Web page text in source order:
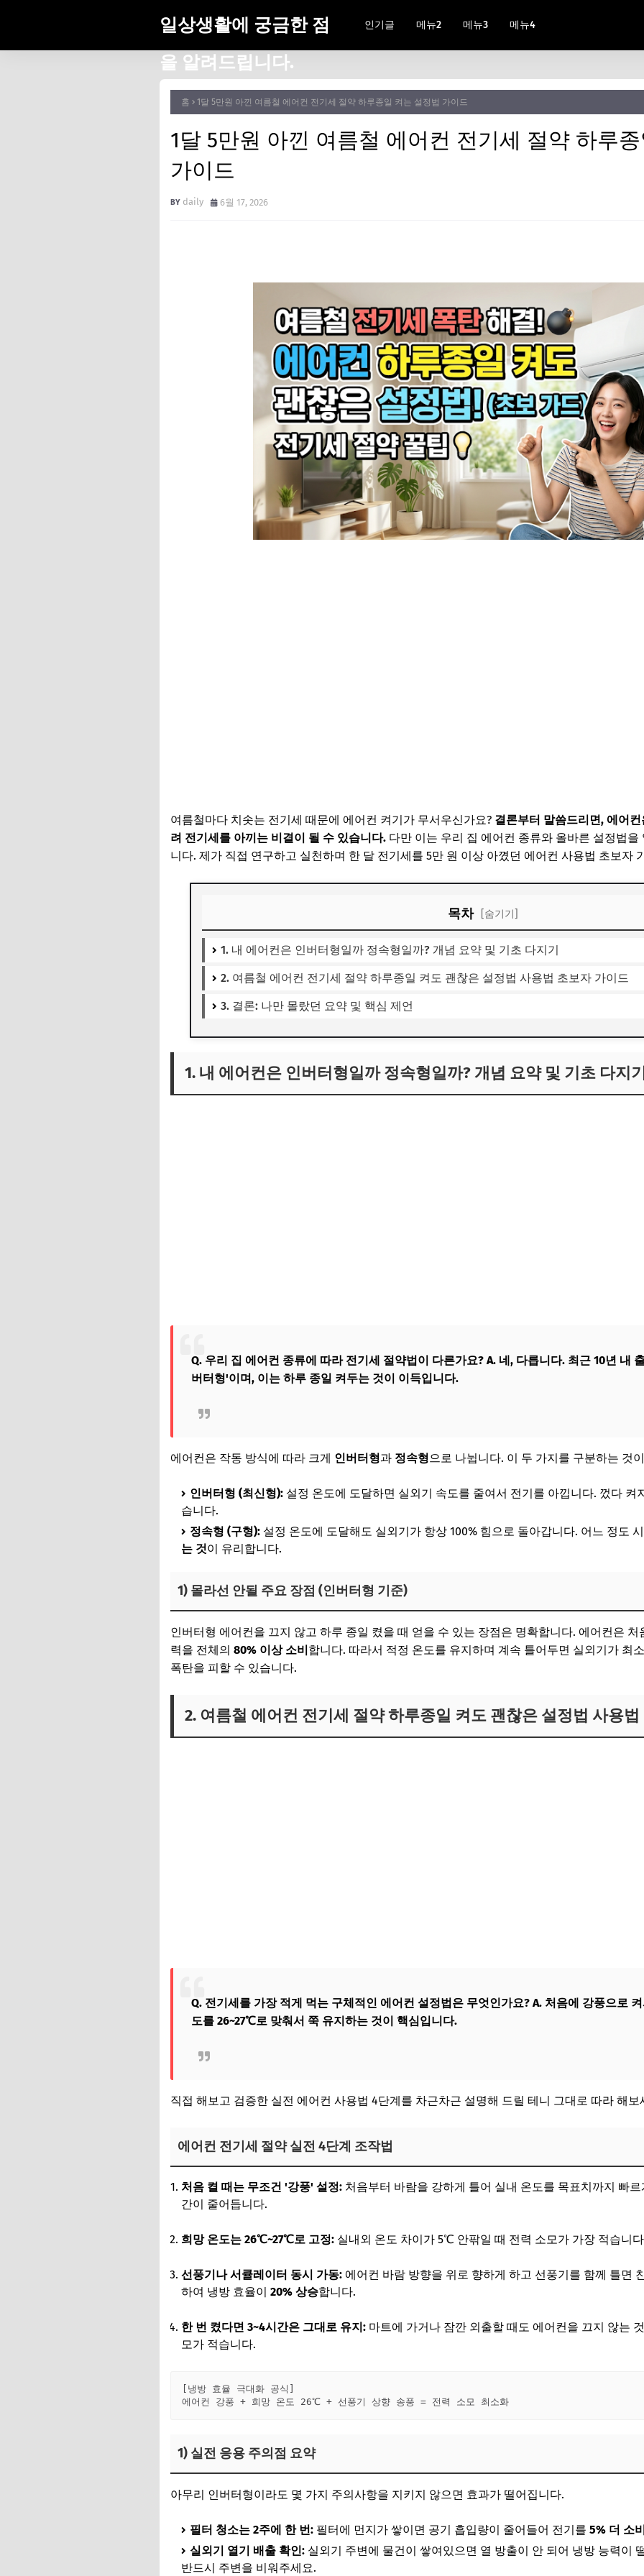
일상생활에 궁금한 점
을 알려드립니다.
인기글 메뉴2 메뉴3 메뉴4
홈 1달 5만원 아낀 여름철 에어컨 전기세 절약 하루종일 켜는 설정법 가이드
1달 5만원 아낀 여름철 에어컨 전기세 절약 하루
가이드
daily 6월 17, 2026
여름철마다 치솟는 전기세 때문에 에어컨 켜기가 무서우신가요? 결론부터 말씀드리면, 에어
려 전기세를 아끼는 비결이 될 수 있습니다. 다만 이는 우리 집 에어컨 종류와 올바른 설정법
니다. 제가 직접 연구하고 실천하며 한 달 전기세를 5만 원 이상 아꼈던 에어컨 사용법 초보자
목차 [숨기기]
1. 내 에어컨은 인버터형일까 정속형일까? 개념 요약 및 기초 다지기
2. 여름철 에어컨 전기세 절약 하루종일 켜도 괜찮은 설정법 사용법 초보자 가이드
3. 결론: 나만 몰랐던 요약 및 핵심 제언
1. 내 에어컨은 인버터형일까 정속형일까? 개념 요약 및 기초 다지
Q. 우리 집 에어컨 종류에 따라 전기세 절약법이 다른가요? A. 네, 다릅니다. 최근 10년 내
버터형'이며, 이는 하루 종일 켜두는 것이 이득입니다.
에어컨은 작동 방식에 따라 크게 인버터형과 정속형으로 나뉩니다. 이 두 가지를 구분하는 것
인버터형 (최신형): 설정 온도에 도달하면 실외기 속도를 줄여서 전기를 아낍니다. 껐다 켜
습니다.
정속형 (구형): 설정 온도에 도달해도 실외기가 항상 100% 힘으로 돌아갑니다. 어느 정도
는 것이 유리합니다.
1) 몰라선 안될 주요 장점 (인버터형 기준)
인버터형 에어컨을 끄지 않고 하루 종일 켰을 때 얻을 수 있는 장점은 명확합니다. 에어컨은
력을 전체의 80% 이상 소비 합니다. 따라서 적정 온도를 유지하며 계속 틀어두면 실외기가 최
폭탄을 피할 수 있습니다.
2. 여름철 에어컨 전기세 절약 하루종일 켜도 괜찮은 설정법 사용
Q. 전기세를 가장 적게 먹는 구체적인 에어컨 설정법은 무엇인가요? A. 처음에 강풍으로
도를 26~27℃로 맞춰서 쭉 유지하는 것이 핵심입니다.
직접 해보고 검증한 실전 에어컨 사용법 4단계를 차근차근 설명해 드릴 테니 그대로 따라 해보
에어컨 전기세 절약 실전 4단계 조작법
처음 켤 때는 무조건 '강풍' 설정: 처음부터 바람을 강하게 틀어 실내 온도를 목표치까지 빠
간이 줄어듭니다.
희망 온도는 26℃~27℃로 고정: 실내외 온도 차이가 5℃ 안팎일 때 전력 소모가 가장 적습니
선풍기나 서큘레이터 동시 가동: 에어컨 바람 방향을 위로 향하게 하고 선풍기를 함께 틀면
하여 냉방 효율이 20% 상승합니다.
한 번 켰다면 3~4시간은 그대로 유지: 마트에 가거나 잠깐 외출할 때도 에어컨을 끄지 않는
모가 적습니다.
[냉방 효율 극대화 공식]
1) 실전 응용 주의점 요약
아무리 인버터형이라도 몇 가지 주의사항을 지키지 않으면 효과가 떨어집니다.
필터 청소는 2주에 한 번: 필터에 먼지가 쌓이면 공기 흡입량이 줄어들어 전기를 5% 더 소
실외기 열기 배출 확인: 실외기 주변에 물건이 쌓여있으면 열 방출이 안 되어 냉방 능력이
반드시 주변을 비워주세요.